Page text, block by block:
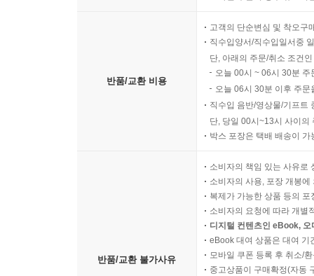
반품/교환 비용
고객의 단순변심 및 착오구
직수입양서/직수입일서중
단, 아래의 주문/취소 조건
오늘 00시 ~ 06시 30분
오늘 06시 30분 이후 주
직수입 음반/영상물/기프트
단, 당일 00시~13시 사이의
박스 포장은 택배 배송이
반품/교환 불가사유
소비자의 책임 있는 사유로
소비자의 사용, 포장 개봉
복제가 가능한 상품 등의
소비자의 요청에 따라 개별
디지털 컨텐츠인 eBook,
eBook 대여 상품은 대여 기
모바일 쿠폰 등록 후 취소/
중고상품이 구매확정(자동